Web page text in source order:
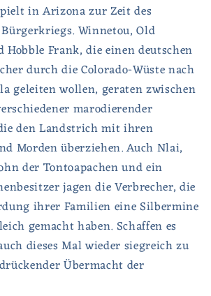
in Arizona zur Zeit des
Winnetou, Old
Frank, die einen deutschen
durch die Colorado-Wüste nach
geleiten wollen, geraten zwischen
marodierender
den Landstrich mit ihren
Morden überziehen. Auch Nlai,
der Tontoapachen und ein
jagen die Verbrecher, die
ihrer Familien eine Silbermine
gemacht haben. Schaffen es
dieses Mal wieder siegreich zu
Übermacht der